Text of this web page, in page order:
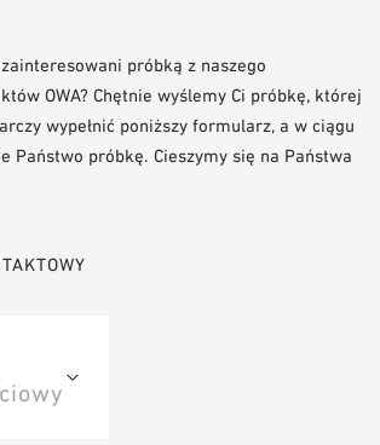
próbką z naszego
OWA? Chętnie wyślemy Ci próbkę, której
wypełnić poniższy formularz, a w ciągu
Państwo próbkę. Cieszymy się na Państwa